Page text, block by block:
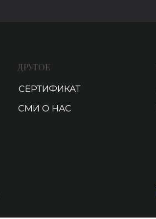
ДРУГОЕ
СЕРТИФИКАТ
СМИ О НАС